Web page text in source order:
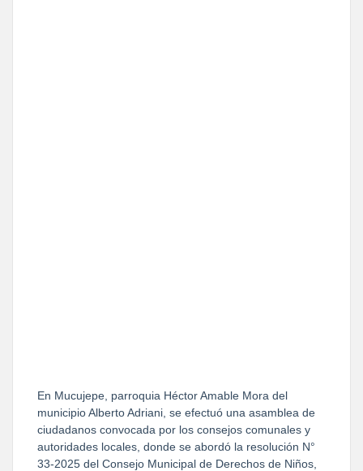
En Mucujepe, parroquia Héctor Amable Mora del
municipio Alberto Adriani, se efectuó una asamblea de
ciudadanos convocada por los consejos comunales y
autoridades locales, donde se abordó la resolución N°
33-2025 del Consejo Municipal de Derechos de Niños,